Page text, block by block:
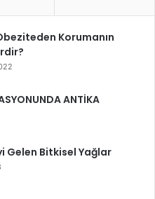
Korumanın
ANTİKA
Gelen Bitkisel Yağlar